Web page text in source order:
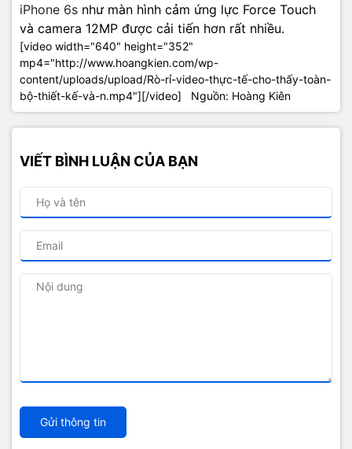
iPhone 6s như màn hình cảm ứng lực Force Touch
và camera 12MP được cải tiến hơn rất nhiều.
[video width="640" height="352"
mp4="http://www.hoangkien.com/wp-
content/uploads/upload/Rò-rỉ-video-thực-tế-cho-thấy-toàn-
bộ-thiết-kế-và-n.mp4"][/video] Nguồn: Hoàng Kiên
VIẾT BÌNH LUẬN CỦA BẠN
Gửi thông tin